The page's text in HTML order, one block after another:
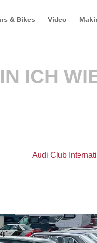
& Bikes Video
ICH
desAudi Club